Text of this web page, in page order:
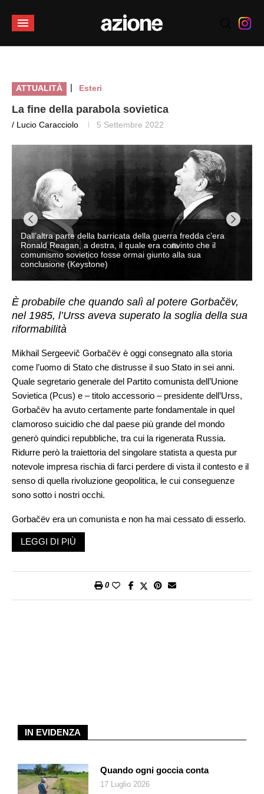
ATTUALITÀ | Esteri
La fine della parabola sovietica
/ Lucio Caracciolo 5 Settembre 2022
Dall’altra parte della barricata della guerra fredda c’era
Ronald Reagan, a destra, il quale era convinto che il
comunismo sovietico fosse ormai giunto alla sua
conclusione (Keystone)
È probabile che quando salì al potere Gorbačëv,
nel 1985, l’Urss aveva superato la soglia della sua
riformabilità
Mikhail Sergeevič Gorbačëv è oggi consegnato alla storia
come l’uomo di Stato che distrusse il suo Stato in sei anni.
Quale segretario generale del Partito comunista dell’Unione
Sovietica (Pcus) e – titolo accessorio – presidente dell’Urss,
Gorbačëv ha avuto certamente parte fondamentale in quel
clamoroso suicidio che dal paese più grande del mondo
generò quindici repubbliche, tra cui la rigenerata Russia.
Ridurre però la traiettoria del singolare statista a questa pur
notevole impresa rischia di farci perdere di vista il contesto e il
senso di quella rivoluzione geopolitica, le cui conseguenze
sono sotto i nostri occhi.
Gorbačëv era un comunista e non ha mai cessato di esserlo.
Comunisti erano Lenin, Stalin, Malenkov, Chruščëv, Brežnev,
Andropov, Černenko, insomma tutti i suoi predecessori.
numero di dissidenti. Questo per onor del vero, ma anche per
mai veramente tentato l’esperimento. Ma è molto probabile
che quando nel 1985 salì al potere quel figlio di contadini, così
Pcus che lo avevano preceduto, l’Urss aveva raggiunto e
superato la soglia della sua riformabilità. Intesa come
LEGGI DI PIÙ
0
IN EVIDENZA
Quando ogni goccia conta
17 Luglio 2026